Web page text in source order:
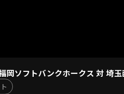
岡ソフトバンクホークス 対 埼